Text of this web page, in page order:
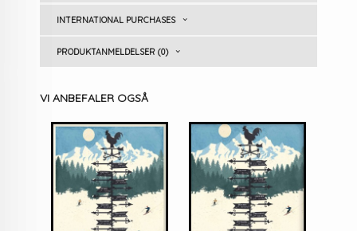
INTERNATIONAL PURCHASES
PRODUKTANMELDELSER (0)
VI ANBEFALER OGSÅ